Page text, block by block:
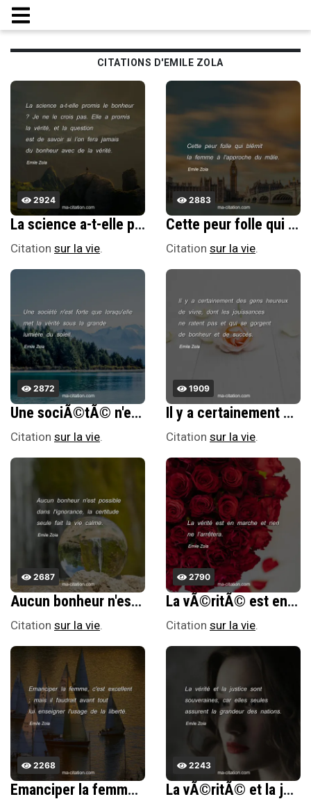
CITATIONS D'EMILE ZOLA
2924
La science a-t-elle promis le bonheur ? Je ne le crois pas. Elle a promis la vÃ©ritÃ©, et la question est de savoir si lâ€™on fera jamais du bonheur avec de la vÃ©ritÃ©.
Citation sur la vie.
2883
Cette peur folle qui blÃªmit la femme Ã l'approche du mÃ¢le.
Citation sur la vie.
2872
Une sociÃ©tÃ© n'est forte que lorsqu'elle met la vÃ©ritÃ© sous la grande lumiÃ¨re du soleil.
Citation sur la vie.
1909
Il y a certainement des gens heureux de vivre, dont les jouissances ne ratent pas et qui se gorgent de bonheur et de succÃ¨s.
Citation sur la vie.
2687
Aucun bonheur n'est possible dans l'ignorance, la certitude seule fait la vie calme.
Citation sur la vie.
2790
La vÃ©ritÃ© est en marche et rien ne lâ€™arrÃªtera.
Citation sur la vie.
2268
Emanciper la femme, c'est excellent ; mais il faudrait avant tout lui enseigner l'usage de la libertÃ©.
2243
La vÃ©ritÃ© et la justice sont souveraines, car elles seules assurent la grandeur des nations.